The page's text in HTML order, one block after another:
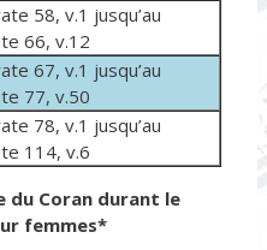
58, v.1 jusqu’au
66, v.12
67, v.1 jusqu’au
77, v.50
78, v.1 jusqu’au
114, v.6
du Coran durant le
femmes*